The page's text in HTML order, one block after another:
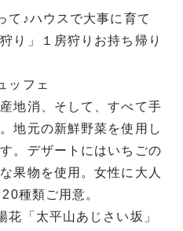
て♪ハウスで大事に育て
り」１房狩りお持ち帰り
ッフェ
地消、そして、すべて手
地元の新鮮野菜を使用し
。デザートにはいちごの
果物を使用。女性に大人
種類ご用意。
「太平山あじさい坂」